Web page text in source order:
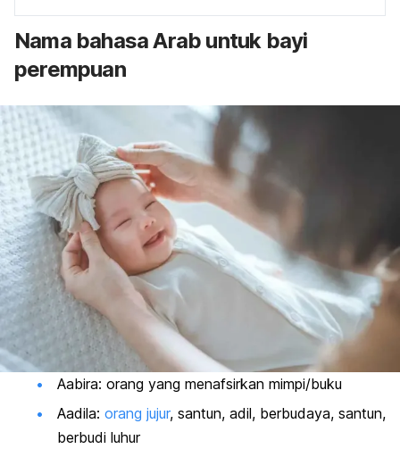
Nama bahasa Arab untuk bayi
perempuan
Aabira: orang yang menafsirkan mimpi/buku
Aadila: orang jujur, santun, adil, berbudaya, santun,
berbudi luhur